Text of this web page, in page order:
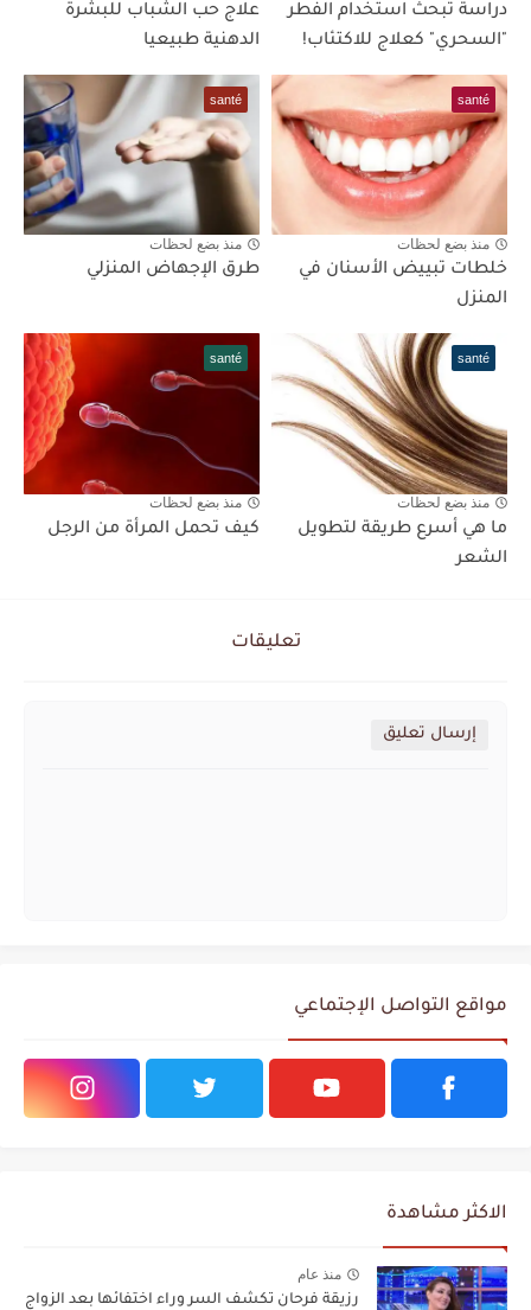
دراسة تبحث استخدام الفطر
"السحري" كعلاج للاكتئاب!
علاج حب الشباب للبشرة
الدهنية طبيعيا
santé
منذ بضع لحظات
خلطات تبييض الأسنان في
المنزل
santé
منذ بضع لحظات
طرق الإجهاض المنزلي
santé
منذ بضع لحظات
ما هي أسرع طريقة لتطويل
الشعر
santé
منذ بضع لحظات
كيف تحمل المرأة من الرجل
تعليقات
إرسال تعليق
مواقع التواصل الإجتماعي
الاكثر مشاهدة
منذ عام
رزيقة فرحان تكشف السر وراء اختفائها بعد الزواج